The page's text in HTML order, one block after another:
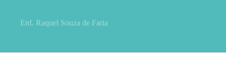
Enf. Raquel Souza de Faria